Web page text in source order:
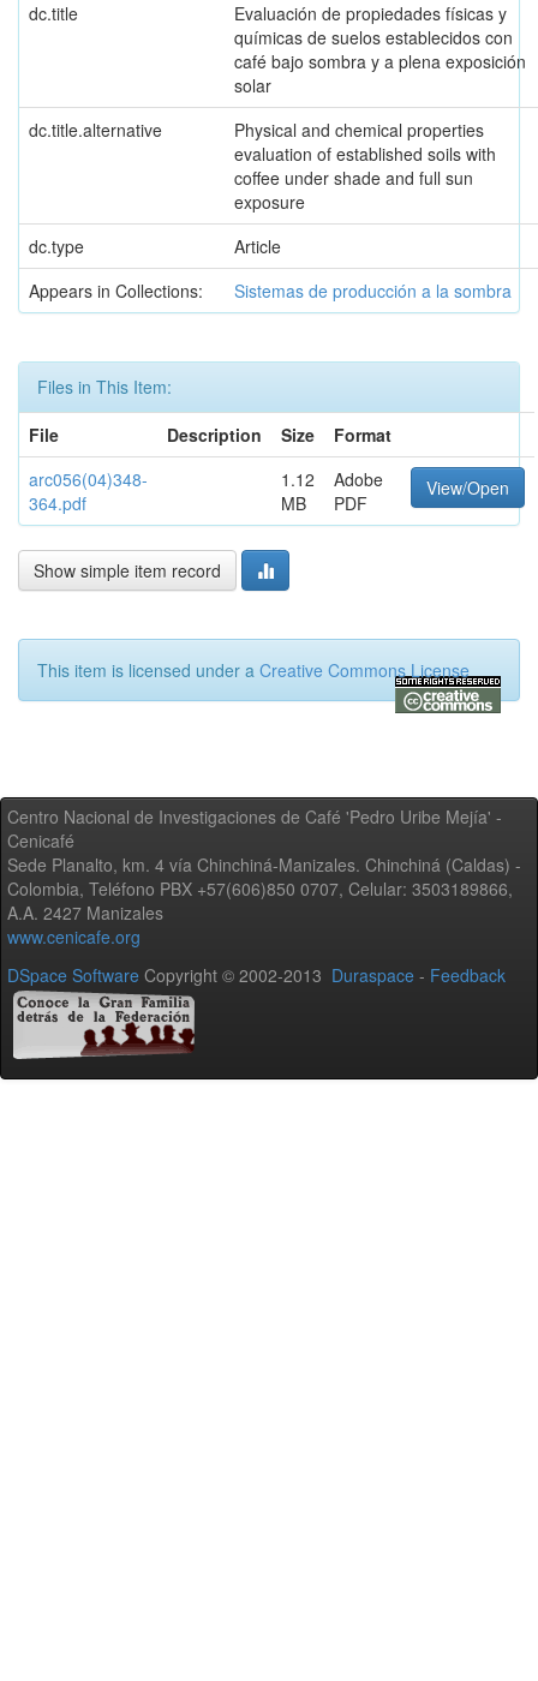
dc.title
Evaluación de propiedades físicas y
químicas de suelos establecidos con
café bajo sombra y a plena exposición
solar
dc.title.alternative
Physical and chemical properties
evaluation of established soils with
coffee under shade and full sun
exposure
dc.type
Article
Appears in Collections:
Sistemas de producción a la sombra
Files in This Item:
File
Description Size
Format
arc056(04)348-
364.pdf
1.12
MB
Adobe
PDF
View/Open
Show simple item record
This item is licensed under a Creative Commons License
Centro Nacional de Investigaciones de Café 'Pedro Uribe Mejía' -
Cenicafé
Sede Planalto, km. 4 vía Chinchiná-Manizales. Chinchiná (Caldas) -
Colombia, Teléfono PBX +57(606)850 0707, Celular: 3503189866,
A.A. 2427 Manizales
www.cenicafe.org
DSpace Software Copyright © 2002-2013 Duraspace - Feedback